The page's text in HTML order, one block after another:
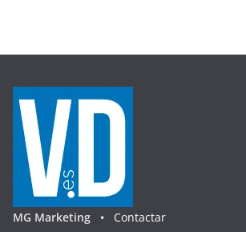
MG Marketing • Contactar